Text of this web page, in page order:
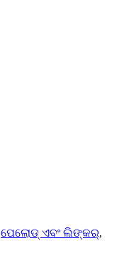
ପେଲୋଡ୍ ଏବଂ ଲିଙ୍କର୍,